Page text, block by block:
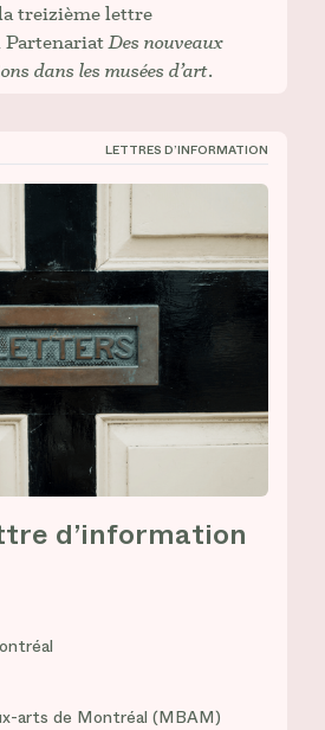
treizième lettre
PartenariatDes nouveaux
dans les musées d’art.
n° 12
LETTRES D’INFORMATION
d’information
arts de Montréal (MBAM)